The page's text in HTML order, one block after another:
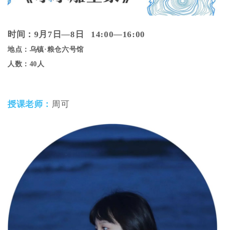
时间：9月7日—8日 14:00—16:00
地点：乌镇·粮仓六号馆
人数：40人
授课老师： 周可